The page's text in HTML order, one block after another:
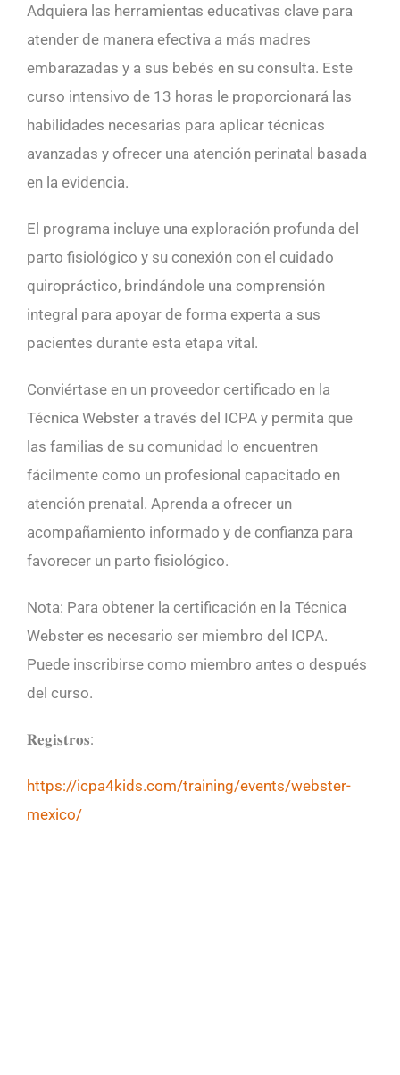
Adquiera las herramientas educativas clave para
atender de manera efectiva a más madres
embarazadas y a sus bebés en su consulta. Este
curso intensivo de 13 horas le proporcionará las
habilidades necesarias para aplicar técnicas
avanzadas y ofrecer una atención perinatal basada
en la evidencia.
El programa incluye una exploración profunda del
parto fisiológico y su conexión con el cuidado
quiropráctico, brindándole una comprensión
integral para apoyar de forma experta a sus
pacientes durante esta etapa vital.
Conviértase en un proveedor certificado en la
Técnica Webster a través del ICPA y permita que
las familias de su comunidad lo encuentren
fácilmente como un profesional capacitado en
atención prenatal. Aprenda a ofrecer un
acompañamiento informado y de confianza para
favorecer un parto fisiológico.
Nota: Para obtener la certificación en la Técnica
Webster es necesario ser miembro del ICPA.
Puede inscribirse como miembro antes o después
del curso.
𝐑𝐞𝐠𝐢𝐬𝐭𝐫𝐨𝐬:
https://icpa4kids.com/training/events/webster-
mexico/